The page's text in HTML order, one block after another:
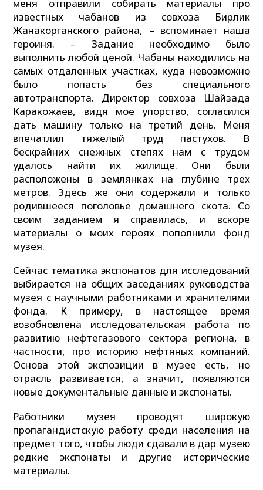
меня отправили собирать материалы про
известных чабанов из совхоза Бирлик
Жанакорганского района, – вспоминает наша
героиня. – Задание необходимо было
выполнить любой ценой. Чабаны находились на
самых отдаленных участках, куда невозможно
было попасть без специального
автотранспорта. Директор совхоза Шайзада
Каракожаев, видя мое упорство, согласился
дать машину только на третий день. Меня
впечатлил тяжелый труд пастухов. В
бескрайних снежных степях нам с трудом
удалось найти их жилище. Они были
расположены в землянках на глубине трех
метров. Здесь же они содержали и только
родившееся поголовье домашнего скота. Со
своим заданием я справилась, и вскоре
материалы о моих героях пополнили фонд
музея.
Сейчас тематика экспонатов для исследований
выбирается на общих заседаниях руководства
музея с научными работниками и хранителями
фонда. К примеру, в настоящее время
возобновлена исследовательская работа по
развитию нефтегазового сектора региона, в
частности, про историю нефтяных компаний.
Основа этой экспозиции в музее есть, но
отрасль развивается, а значит, появляются
новые документальные данные и экспонаты.
Работники музея проводят широкую
пропагандистскую работу среди населения на
предмет того, чтобы люди сдавали в дар музею
редкие экспонаты и другие исторические
материалы.